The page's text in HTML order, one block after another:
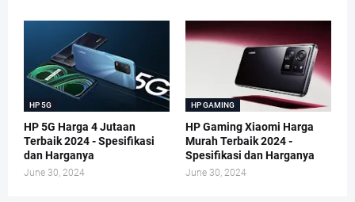
HP 5G
HP 5G Harga 4 Jutaan
Terbaik 2024 - Spesifikasi
dan Harganya
June 30, 2024
HP GAMING
HP Gaming Xiaomi Harga
Murah Terbaik 2024 -
Spesifikasi dan Harganya
June 30, 2024